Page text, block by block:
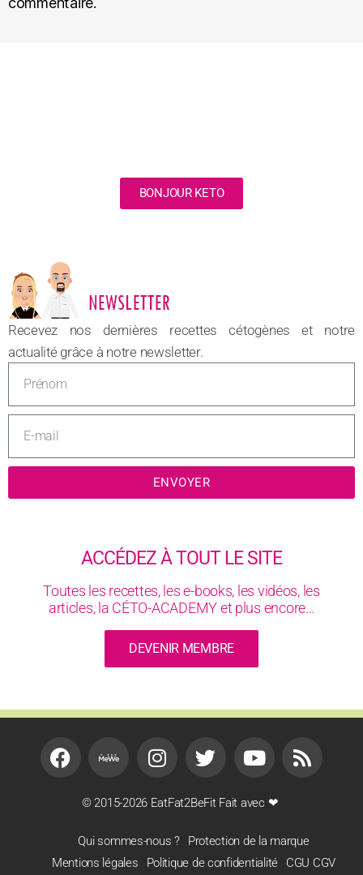
BONJOUR KETO
NOUVEAU
Recevez nos dernières recettes cétogènes et notre
actualité grâce à notre newsletter.
ENVOYER
ACCÉDEZ À TOUT LE SITE
Toutes les recettes, les e-books, les vidéos, les
articles, la CÉTO-ACADEMY et plus encore...
DEVENIR MEMBRE
© 2015-2026 EatFat2BeFit Fait avec ❤
Qui sommes-nous ?
Protection de la marque
Mentions légales
Politique de confidentialité CGU CGV